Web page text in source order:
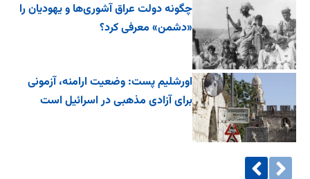
چگونه دولت عراق آشوری‌ها و یهودیان را
«دشمن» معرفی کرد؟
اورشلیم پست: وضعیت ارامنه، آزمونی
برای آزادی مذهبی در اسرائیل است